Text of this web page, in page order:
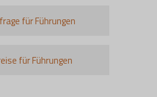
für Führungen
für Führungen